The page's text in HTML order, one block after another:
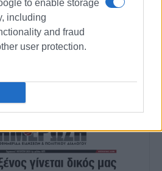
to enable storage
including
and fraud
user protection.
στο Facebook